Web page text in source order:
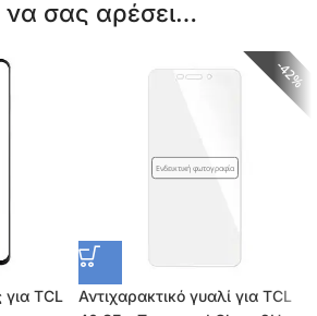
να σας αρέσει…
TCL
Ενδεικτική φωτογραφία
42%
Αντιχαρακτικό γυαλί για TCL